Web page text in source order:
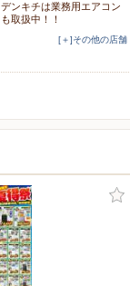
デンキチは業務用エアコン
も取扱中！！
[＋]その他の店舗